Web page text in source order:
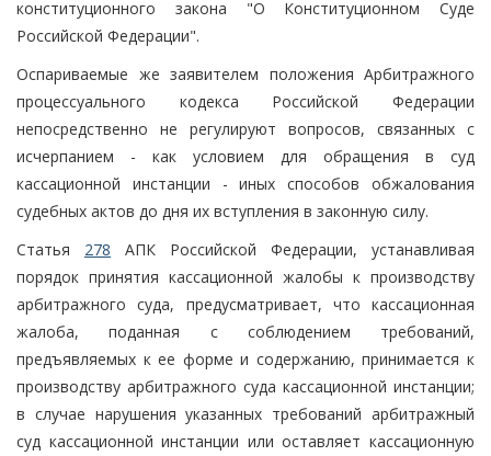
конституционного закона "О Конституционном Суде
Российской Федерации".
Оспариваемые же заявителем положения Арбитражного
процессуального кодекса Российской Федерации
непосредственно не регулируют вопросов, связанных с
исчерпанием - как условием для обращения в суд
кассационной инстанции - иных способов обжалования
судебных актов до дня их вступления в законную силу.
Статья 278 АПК Российской Федерации, устанавливая
порядок принятия кассационной жалобы к производству
арбитражного суда, предусматривает, что кассационная
жалоба, поданная с соблюдением требований,
предъявляемых к ее форме и содержанию, принимается к
производству арбитражного суда кассационной инстанции;
в случае нарушения указанных требований арбитражный
суд кассационной инстанции или оставляет кассационную